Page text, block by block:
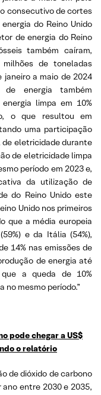
consecutivo de cortes
do Reino Unido
de energia do Reino
também caíram,
de toneladas
janeiro a maio de 2024
energia também
limpa em 10%
o que resultou em
uma participação
de eletricidade durante
de eletricidade limpa
período em 2023 e,
da utilização de
do Reino Unido este
Unido nos primeiros
que a média europeia
e da Itália (54%),
14% nas emissões de
de energia até
a queda de 10%
no mesmo período.”
pode chegar a US$
o relatório
de dióxido de carbono
ano entre 2030 e 2035,